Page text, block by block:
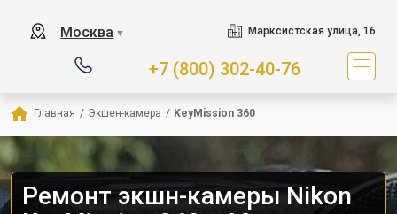
Москва ▼ Марксистская улица, 16
+7 (800) 302-40-76
Главная / Экшен-камера / KeyMission 360
Ремонт экшн-камеры Nikon